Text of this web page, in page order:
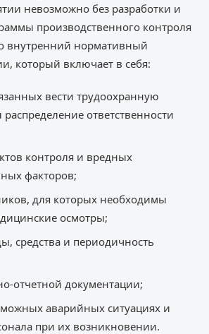
невозможно без разработки и
производственного контроля
внутренний нормативный
который включает в себя:
вести трудоохранную
распределение ответственности
контроля и вредных
факторов;
для которых необходимы
осмотры;
средства и периодичность
отчетной документации;
аварийных ситуациях и
при их возникновении.